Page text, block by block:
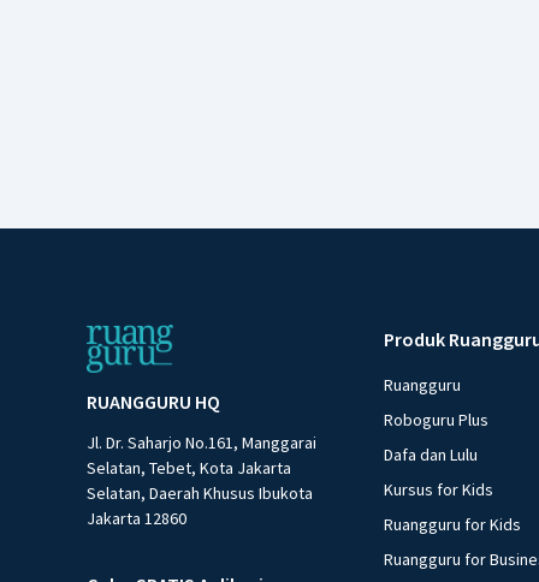
RUANGGURU HQ
Jl. Dr. Saharjo No.161, Manggarai
Selatan, Tebet, Kota Jakarta
Selatan, Daerah Khusus Ibukota
Jakarta 12860
Produk
Ruangguru
Roboguru Plus
Dafa dan Lulu
Kursus for Kids
Ruangguru for Kids
Ruangguru for